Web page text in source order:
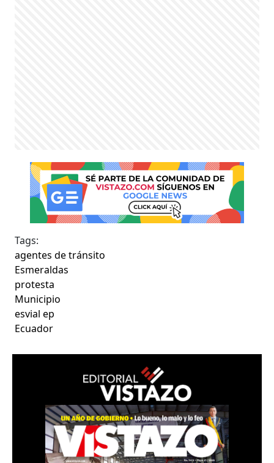
Tags:
agentes de tránsito
Esmeraldas
protesta
Municipio
esvial ep
Ecuador